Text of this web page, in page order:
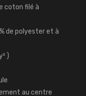
coton filé à
de polyester et à
)
au centre